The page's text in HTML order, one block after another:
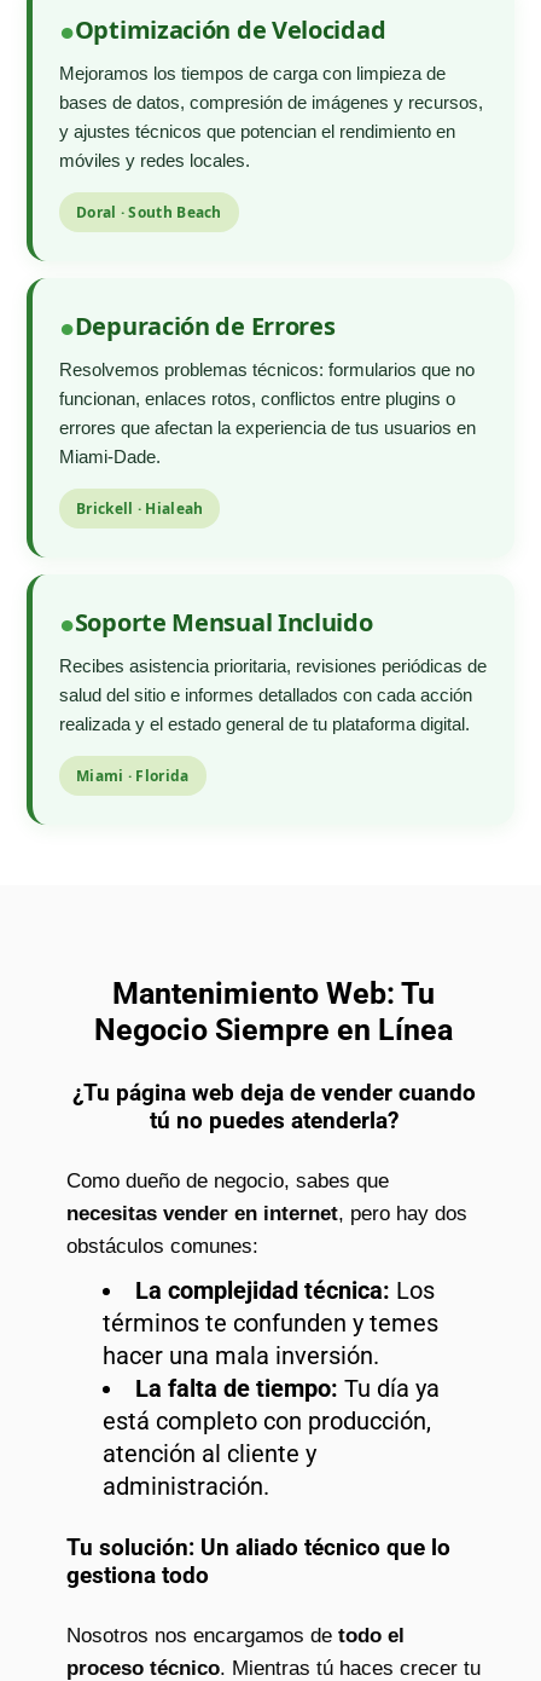
Optimización de Velocidad
Mejoramos los tiempos de carga con limpieza de
bases de datos, compresión de imágenes y recursos,
y ajustes técnicos que potencian el rendimiento en
móviles y redes locales.
Doral · South Beach
Depuración de Errores
Resolvemos problemas técnicos: formularios que no
funcionan, enlaces rotos, conflictos entre plugins o
errores que afectan la experiencia de tus usuarios en
Miami-Dade.
Brickell · Hialeah
Soporte Mensual Incluido
Recibes asistencia prioritaria, revisiones periódicas de
salud del sitio e informes detallados con cada acción
realizada y el estado general de tu plataforma digital.
Miami · Florida
Mantenimiento Web: Tu
Negocio Siempre en Línea
¿Tu página web deja de vender cuando
tú no puedes atenderla?
Como dueño de negocio, sabes que
necesitas vender en internet, pero hay dos
obstáculos comunes:
La complejidad técnica: Los
términos te confunden y temes
hacer una mala inversión.
La falta de tiempo: Tu día ya
está completo con producción,
atención al cliente y
administración.
Tu solución: Un aliado técnico que lo
gestiona todo
Nosotros nos encargamos de todo el
proceso técnico. Mientras tú haces crecer tu